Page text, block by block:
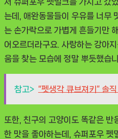
는데, 애완동물들이 우유를 너무
는 손가락으로 가볍게 흔들기만
어오르더라구요. 사랑하는 강아
움을 찾는 모습에 정말 뿌듯했습
참고> “펫생각 큐브져키” 솔
또한, 친구의 고양이도 똑같은 반
한 맛을 좋아하는데, 슈퍼포우 펫